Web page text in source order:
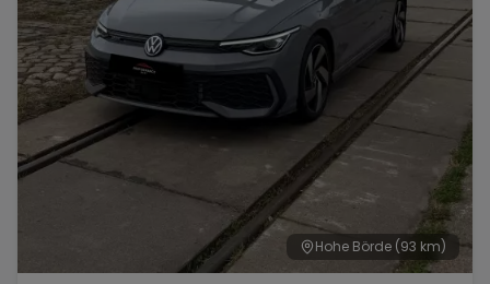
Hohe Börde (93 km)